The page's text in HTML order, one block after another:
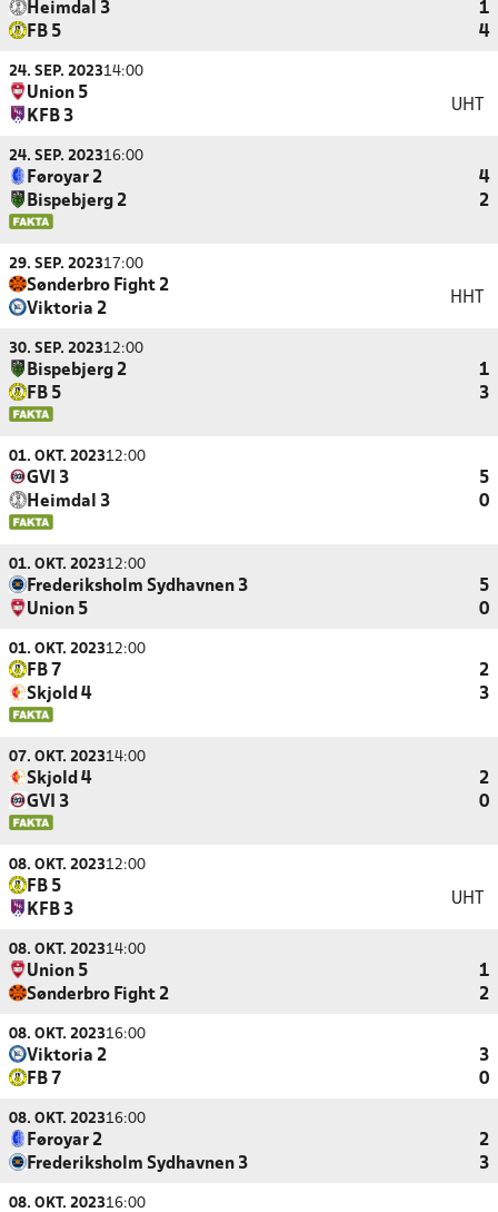
Heimdal 3
1
FB 5
4
24. SEP. 202314:00
Union 5
KFB 3
UHT
24. SEP. 202316:00
Føroyar 2
4
Bispebjerg 2
2
29. SEP. 202317:00
Sønderbro Fight 2
Viktoria 2
HHT
30. SEP. 202312:00
Bispebjerg 2
1
FB 5
3
01. OKT. 202312:00
GVI 3
5
Heimdal 3
0
01. OKT. 202312:00
Frederiksholm Sydhavnen 3
5
Union 5
0
01. OKT. 202312:00
FB 7
2
Skjold 4
3
07. OKT. 202314:00
Skjold 4
2
GVI 3
0
08. OKT. 202312:00
FB 5
KFB 3
UHT
08. OKT. 202314:00
Union 5
1
Sønderbro Fight 2
2
08. OKT. 202316:00
Viktoria 2
3
FB 7
0
08. OKT. 202316:00
Føroyar 2
2
Frederiksholm Sydhavnen 3
3
08. OKT. 202316:00